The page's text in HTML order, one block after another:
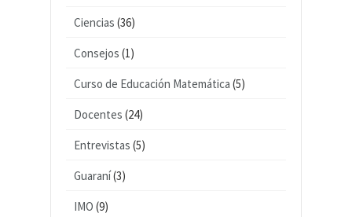
Ciencias (36)
Consejos (1)
Curso de Educación Matemática (5)
Docentes (24)
Entrevistas (5)
Guaraní(3)
IMO (9)